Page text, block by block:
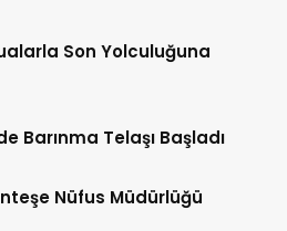
Son Yolculuğuna
Barınma Telaşı Başladı
Nüfus Müdürlüğü